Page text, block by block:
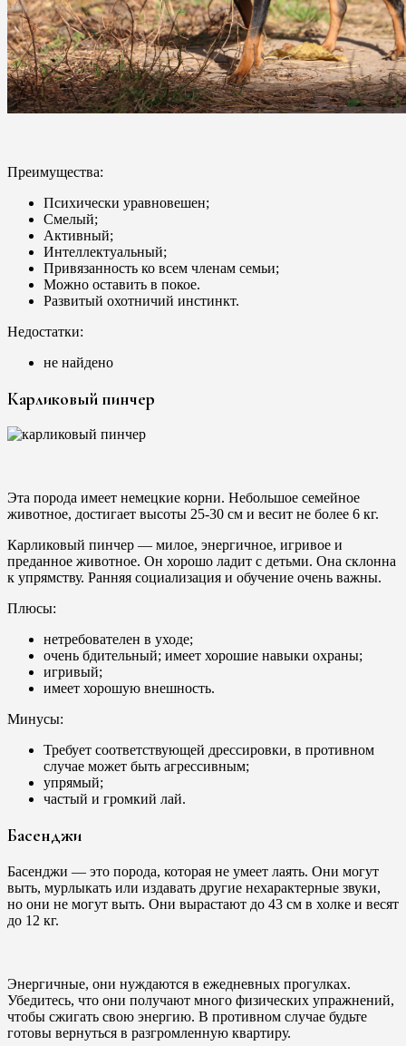
Преимущества:
Психически уравновешен;
Смелый;
Активный;
Интеллектуальный;
Привязанность ко всем членам семьи;
Можно оставить в покое.
Развитый охотничий инстинкт.
Недостатки:
не найдено
Карликовый пинчер
Эта порода имеет немецкие корни. Небольшое семейное
животное, достигает высоты 25-30 см и весит не более 6 кг.
Карликовый пинчер — милое, энергичное, игривое и
преданное животное. Он хорошо ладит с детьми. Она склонна
к упрямству. Ранняя социализация и обучение очень важны.
Плюсы:
нетребователен в уходе;
очень бдительный; имеет хорошие навыки охраны;
игривый;
имеет хорошую внешность.
Минусы:
Требует соответствующей дрессировки, в противном
случае может быть агрессивным;
упрямый;
частый и громкий лай.
Басенджи
Басенджи — это порода, которая не умеет лаять. Они могут
выть, мурлыкать или издавать другие нехарактерные звуки,
но они не могут выть. Они вырастают до 43 см в холке и весят
до 12 кг.
Энергичные, они нуждаются в ежедневных прогулках.
Убедитесь, что они получают много физических упражнений,
чтобы сжигать свою энергию. В противном случае будьте
готовы вернуться в разгромленную квартиру.